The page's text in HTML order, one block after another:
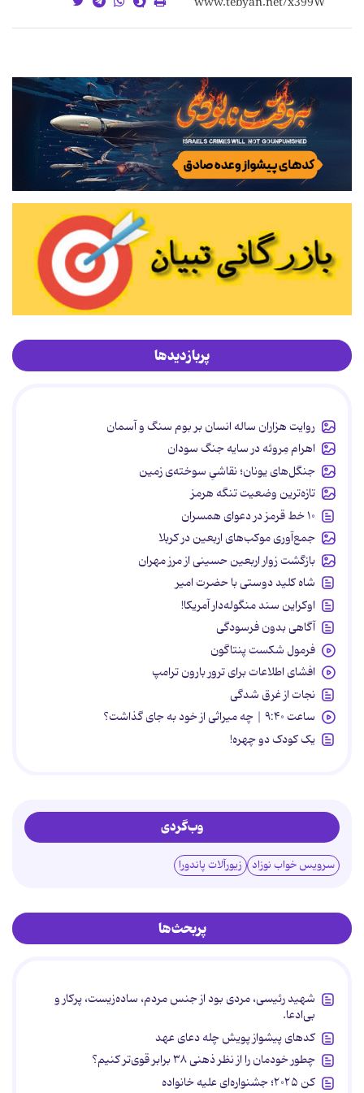
پربازدیدها
روایت هزاران ساله انسان بر بوم سنگ و آسمان
اهرام مِروئه در سایه جنگ سودان
جنگل‌های یونان؛ نقاشیِ سوخته‌ی زمین
تازه‌ترین وضعیت تنگه هرمز
۱۰ خط قرمز در دعوای همسران
جمع‌آوری موکب‌های اربعین در کربلا
بازگشت زوار اربعین حسینی از مرز مهران
شاه کلید دوستی با حضرت امیر
اوکراین سند منگوله‌دار آمریکا!
آگاهی بدون فرسودگی
فرمول شکست پنتاگون
افشای اطلاعات برای ترور بارون ترامپ
نجات از غرق شدگی
ساعت ۹:۴۰ | چه میراثی از خود به جای گذاشت؟
یک کودک دو چهره!
وب‌گردی
سرویس خواب نوزاد زیورآلات پاندورا
پربحث‌ها
شهید رئیسی، مردی بود از جنس مردم، ساده‌زیست، پرکار و
بی‌ادعا.
کدهای پیشواز پویش چله دعای عهد
چطور خودمان را از نظر ذهنی ۳۸ برابر قوی‌تر کنیم؟
کن ۲۰۲۵؛ جشنواره‌ای علیه خانواده